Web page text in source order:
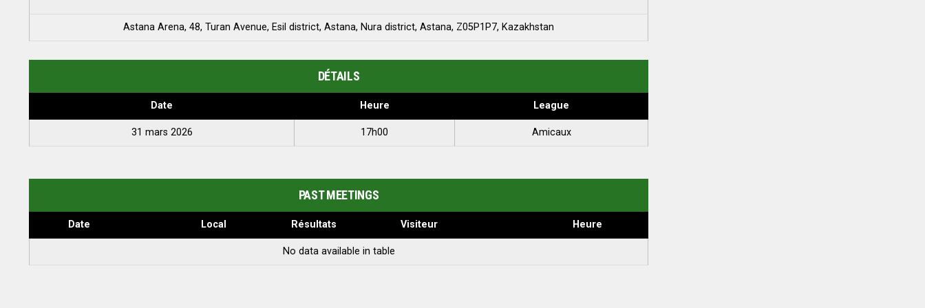
Astana Arena, 48, Turan Avenue, Esil district, Astana, Nura district, Astana, Z05P1P7, Kazakhstan
DÉTAILS
Date Heure League
31 mars 2026 17h00 Amicaux
PAST MEETINGS
Date Local Résultats Visiteur Heure
No data available in table